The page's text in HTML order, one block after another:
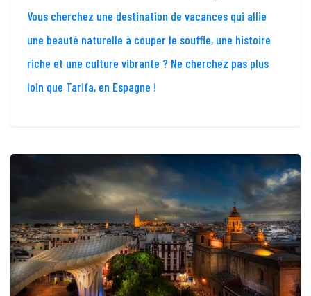
Vous cherchez une destination de vacances qui allie
une beauté naturelle à couper le souffle, une histoire
riche et une culture vibrante ? Ne cherchez pas plus
loin que Tarifa, en Espagne !